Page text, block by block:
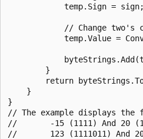
            temp.Sign = sign;
// Change two's
temp.Value =
        }
return
    }
}
// The example displays the
//       -15 (1111) And 20
//       123 (1111011) And